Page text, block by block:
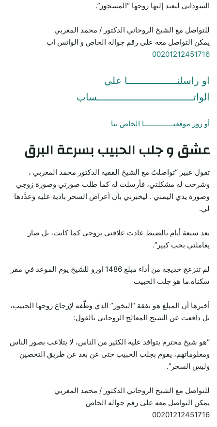
السوداني ليعيد إليها زوجها “المسحور”.
للتواصل مع الشيخ الروحاني الدكتور / محمد المغربي
يمكن التواصل معه على رقم جواله الخاص و الواتس اب
00201212451716
او راسلنـــــــــــــــــا علي
الواتـــــــــــــــــــــــــــــــــساب
أو زور موقعنـــــــــــــــا الخاص بنا
عشق و جلب الحبيب بسرعة البرق
تقول عبير “تواصلتُ مع الشيخ الفقيه الدكتور محمد المغربي ،
وشرحت له مشكلتي، فأرسلت له كما طلب صورتي وصورة زوجي
وصورة يدي اليمني . ليخبرني بأن أعراض السحر بادية عليه وعدَّدها
لي.
بعد سبعة أيام بالضبط عادت علاقتي بزوجي كما كانت، بل صار
يعاملني بحب كبير”.
لم تنزعج خديجة من أداء مبلغ 1486 اورو للشيخ يوم الموعد في مقر
سكناه.ما هو جلب الحبيب
أخبرها أن المبلغ هو نفقة “البخور” الذي وظّفه لإرجاع زوجها الحبيب،
بل دافعت عن الشيخ المعالج الروحاني بالقول:
“هو شيخ محترم يتوافد عليه الكثير من الناس، لا يتلاعب بصور الناس
ومعلوماتهم، يقوم بجلب الحبيب حتى عن بعد عن طريق التحصين
وليس السحر”.
للتواصل مع الشيخ الروحاني الدكتور / محمد المغربي
يمكن التواصل معه على رقم جواله الخاص
00201212451716